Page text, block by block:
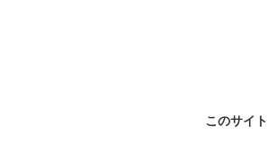
このサイト